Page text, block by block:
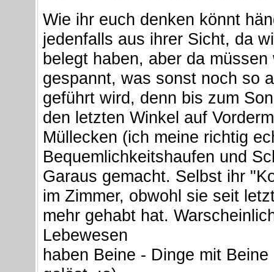
Wie ihr euch denken könnt
jedenfalls aus ihrer Sicht, da
belegt haben, aber da
gespannt, was sonst noch so
geführt wird, denn bis zum
den letzten Winkel auf
Müllecken (ich meine richtig
Bequemlichkeitshaufen und
Garaus gemacht. Selbst ihr
im Zimmer, obwohl sie seit
mehr gehabt hat.
Lebewesen
haben Beine - Dinge mit